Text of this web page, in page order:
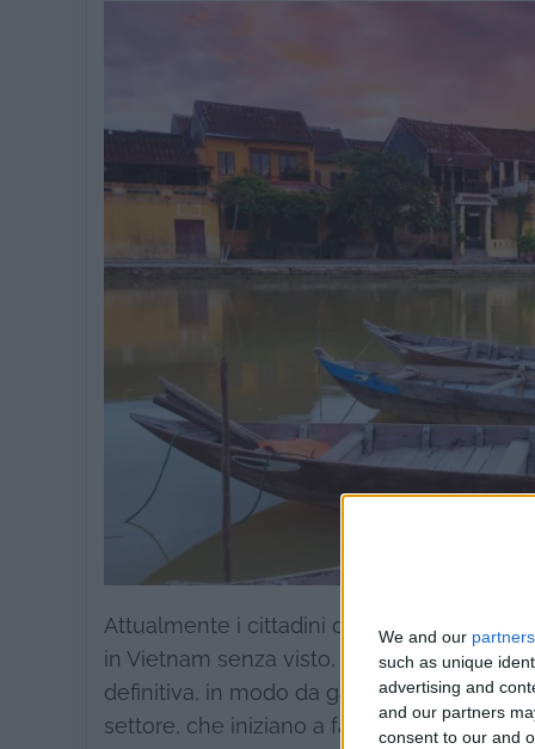
We and our partners
such as unique
advertising and
and our partners
consent to our and
Attualmente i cittadini di Italia, Francia,
in Vietnam senza visto, purché il
definitiva, in modo da garantirsi una
settore, che iniziano a farsi sempre più